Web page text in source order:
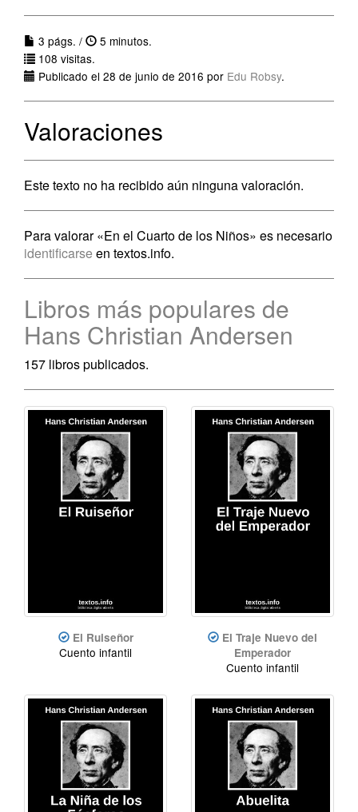
3 págs. /
5 minutos.
108 visitas.
Publicado el 28 de junio de 2016 por Edu Robsy.
Valoraciones
Este texto no ha recibido aún ninguna valoración.
Para valorar «En el Cuarto de los Niños» es necesario
identificarse en textos.info.
Libros más populares de
Hans Christian Andersen
157 libros publicados.
El Ruiseñor
Cuento infantil
El Traje Nuevo del
Emperador
Cuento infantil